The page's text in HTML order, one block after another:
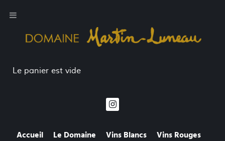
Le panier est vide
Accueil Le Domaine Vins Blancs
Vins Rouges